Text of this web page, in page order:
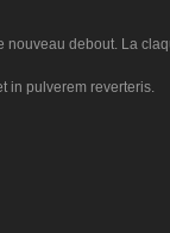
nouveau debout. La
in pulverem reverteris.